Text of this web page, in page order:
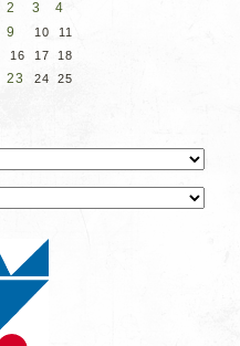
2 3 4
9 10
11
16 17
18
23 24 25